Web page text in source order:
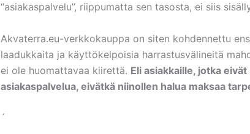
“asiakaspalvelu”, riippumatta sen tasosta, ei siis
Akvaterra.eu-verkkokauppa on siten kohdennettu
laadukkaita ja käyttökelpoisia harrastusvälineitä
ei ole huomattavaa kiirettä. Eli asiakkaille, jotka
asiakaspalvelua, eivätkä niinollen halua maksaa
´